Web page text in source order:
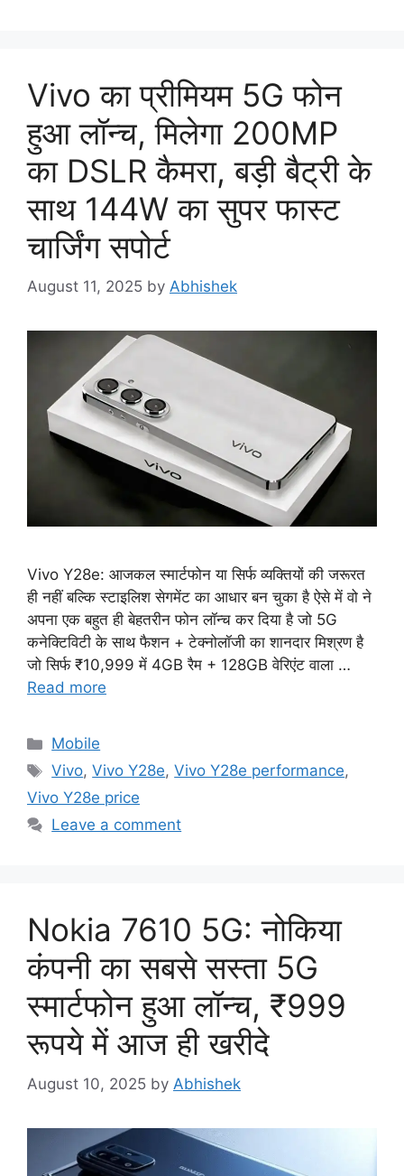
Vivo का प्रीमियम 5G फोन
हुआ लॉन्च, मिलेगा 200MP
का DSLR कैमरा, बड़ी बैट्री के
साथ 144W का सुपर फास्ट
चार्जिंग सपोर्ट
August 11, 2025 by Abhishek
Vivo Y28e: आजकल स्मार्टफोन या सिर्फ व्यक्तियों की जरूरत
ही नहीं बल्कि स्टाइलिश सेगमेंट का आधार बन चुका है ऐसे में वो ने
अपना एक बहुत ही बेहतरीन फोन लॉन्च कर दिया है जो 5G
कनेक्टिविटी के साथ फैशन + टेक्नोलॉजी का शानदार मिश्रण है
जो सिर्फ ₹10,999 में 4GB रैम + 128GB वेरिएंट वाला …
Read more
Categories
Mobile
Tags
Vivo,Vivo Y28e,Vivo Y28e performance,
Vivo Y28e price
Leave a comment
Nokia 7610 5G: नोकिया
कंपनी का सबसे सस्ता 5G
स्मार्टफोन हुआ लॉन्च, ₹999
रूपये में आज ही खरीदे
August 10, 2025 by Abhishek